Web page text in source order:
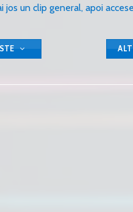
jos un clip general, apoi